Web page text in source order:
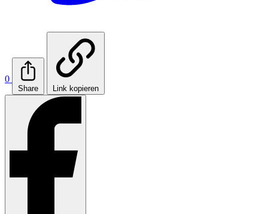
0
Share Link kopieren